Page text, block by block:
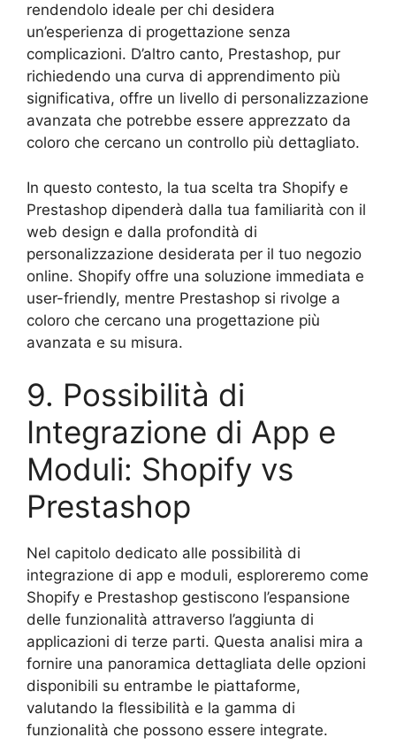
rendendolo ideale per chi desidera
un’esperienza di progettazione senza
complicazioni. D’altro canto, Prestashop, pur
richiedendo una curva di apprendimento più
significativa, offre un livello di personalizzazione
avanzata che potrebbe essere apprezzato da
coloro che cercano un controllo più dettagliato.
In questo contesto, la tua scelta tra Shopify e
Prestashop dipenderà dalla tua familiarità con il
web design e dalla profondità di
personalizzazione desiderata per il tuo negozio
online. Shopify offre una soluzione immediata e
user-friendly, mentre Prestashop si rivolge a
coloro che cercano una progettazione più
avanzata e su misura.
9. Possibilità di
Integrazione di App e
Moduli: Shopify vs
Prestashop
Nel capitolo dedicato alle possibilità di
integrazione di app e moduli, esploreremo come
Shopify e Prestashop gestiscono l’espansione
delle funzionalità attraverso l’aggiunta di
applicazioni di terze parti. Questa analisi mira a
fornire una panoramica dettagliata delle opzioni
disponibili su entrambe le piattaforme,
valutando la flessibilità e la gamma di
funzionalità che possono essere integrate.